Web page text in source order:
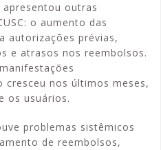
outras
o aumento das
autorizações prévias,
e atrasos nos reembolsos.
cresceu nos últimos meses,
os usuários.
problemas sistêmicos
de reembolsos,